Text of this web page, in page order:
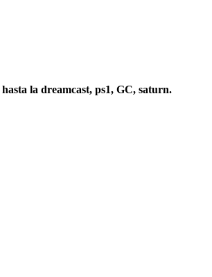
hasta la dreamcast, ps1, GC, saturn.